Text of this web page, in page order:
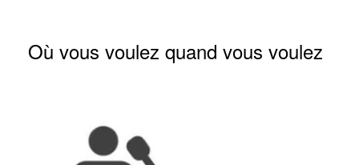
Où vous voulez quand vous voulez